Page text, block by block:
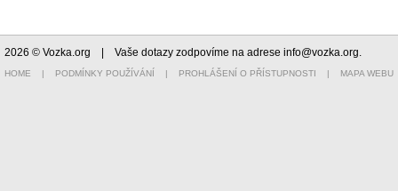
2026 © Vozka.org | Vaše dotazy zodpovíme na adrese info@vozka.org.
HOME | PODMÍNKY POUŽÍVÁNÍ | PROHLÁŠENÍ O PŘÍSTUPNOSTI | MAPA WEBU